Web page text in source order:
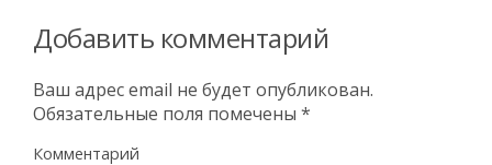
Добавить комментарий
Ваш адрес email не будет опубликован.
Обязательные поля помечены *
Комментарий